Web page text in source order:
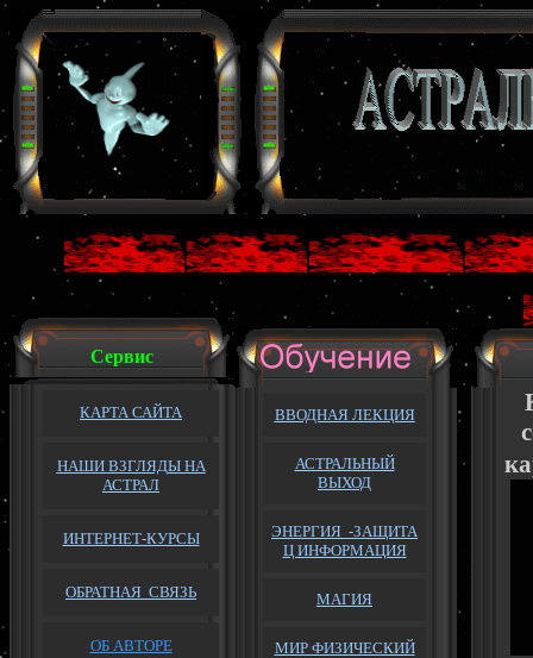
Сервис
КАРТА САЙТА
НАШИ ВЗГЛЯДЫ НА
АСТРАЛ
ИНТЕРНЕТ-КУРСЫ
ОБРАТНАЯ СВЯЗЬ
ОБ АВТОРЕ
ВВОДНАЯ ЛЕКЦИЯ
АСТРАЛЬНЫЙ
ВЫХОД
ЭНЕРГИЯ -ЗАЩИТА
Ц ИНФОРМАЦИЯ
МАГИЯ
МИР ФИЗИЧЕСКИЙ